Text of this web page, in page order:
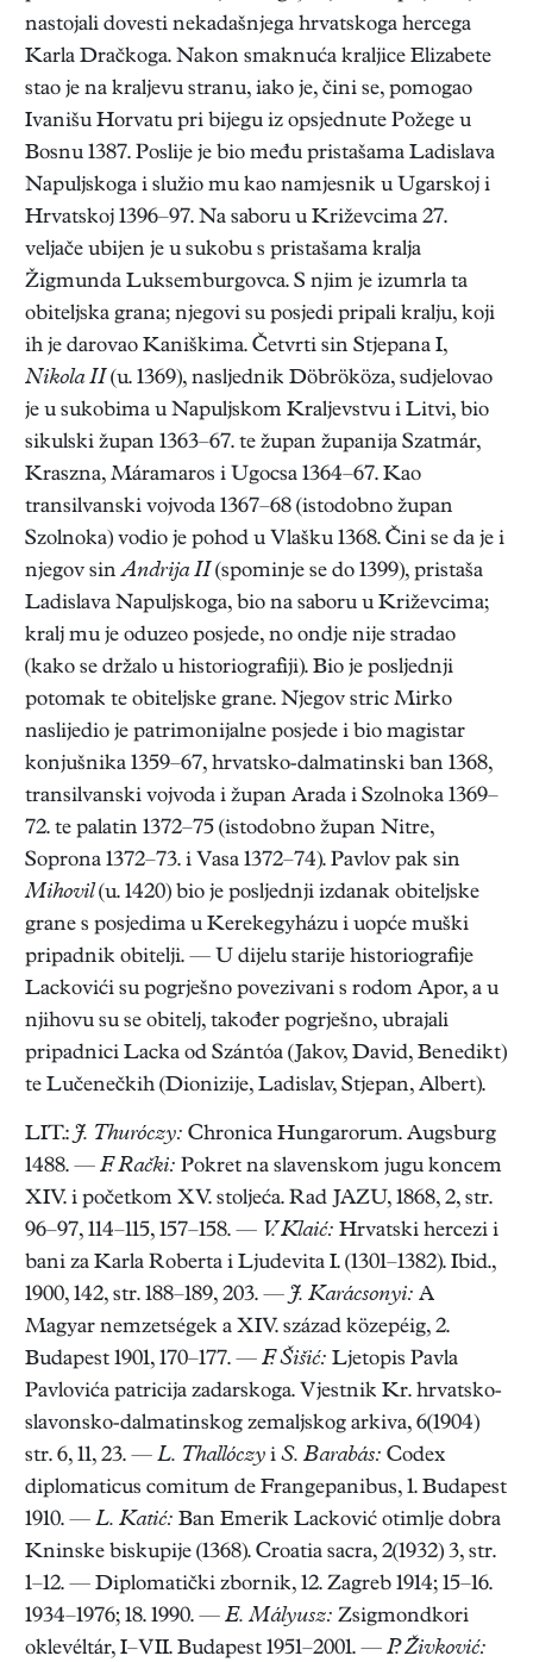
nastojali dovesti nekadašnjega hrvatskoga hercega
Karla Dračkoga. Nakon smaknuća kraljice Elizabete
stao je na kraljevu stranu, iako je, čini se, pomogao
Ivanišu Horvatu pri bijegu iz opsjednute Požege u
Bosnu 1387. Poslije je bio među pristašama Ladislava
Napuljskoga i služio mu kao namjesnik u Ugarskoj i
Hrvatskoj 1396–97. Na saboru u Križevcima 27.
veljače ubijen je u sukobu s pristašama kralja
Žigmunda Luksemburgovca. S njim je izumrla ta
obiteljska grana; njegovi su posjedi pripali kralju, koji
ih je darovao Kaniškima. Četvrti sin Stjepana I,
Nikola II (u. 1369), nasljednik Döbrököza, sudjelovao
je u sukobima u Napuljskom Kraljevstvu i Litvi, bio
sikulski župan 1363–67. te župan županija Szatmár,
Kraszna, Máramaros i Ugocsa 1364–67. Kao
transilvanski vojvoda 1367–68 (istodobno župan
Szolnoka) vodio je pohod u Vlašku 1368. Čini se da je i
njegov sinAndrija II (spominje se do 1399), pristaša
Ladislava Napuljskoga, bio na saboru u Križevcima;
kralj mu je oduzeo posjede, no ondje nije stradao
(kako se držalo u historiografiji). Bio je posljednji
potomak te obiteljske grane. Njegov stric Mirko
naslijedio je patrimonijalne posjede i bio magistar
konjušnika 1359–67, hrvatsko-dalmatinski ban 1368,
transilvanski vojvoda i župan Arada i Szolnoka 1369–
72. te palatin 1372–75 (istodobno župan Nitre,
Soprona 1372–73. i Vasa 1372–74). Pavlov pak sin
Mihovil(u. 1420) bio je posljednji izdanak obiteljske
grane s posjedima u Kerekegyházu i uopće muški
pripadnik obitelji. — U dijelu starije historiografije
Lackovići su pogrješno povezivani s rodom Apor, a u
njihovu su se obitelj, također pogrješno, ubrajali
pripadnici Lacka od Szántóa (Jakov, David, Benedikt)
te Lučenečkih (Dionizije, Ladislav, Stjepan, Albert).
LIT.: J. Thuróczy: Chronica Hungarorum. Augsburg
1488. — F. Rački: Pokret na slavenskom jugu koncem
XIV. i početkom XV. stoljeća. Rad JAZU, 1868, 2, str.
96–97, 114–115, 157–158. — V. Klaić: Hrvatski hercezi i
bani za Karla Roberta i Ljudevita I. (1301–1382). Ibid.,
1900, 142, str. 188–189, 203. — J. Karácsonyi: A
Magyar nemzetségek a XIV. század közepéig, 2.
Budapest 1901, 170–177. — F. Šišić: Ljetopis Pavla
Pavlovića patricija zadarskoga. Vjestnik Kr. hrvatsko-
slavonsko-dalmatinskog zemaljskog arkiva, 6(1904)
str. 6, 11, 23. — L. Thallóczy i S. Barabás: Codex
diplomaticus comitum de Frangepanibus, 1. Budapest
1910. — L. Katić: Ban Emerik Lacković otimlje dobra
Kninske biskupije (1368). Croatia sacra, 2(1932) 3, str.
1–12. — Diplomatički zbornik, 12. Zagreb 1914; 15–16.
1934–1976; 18. 1990. — E. Mályusz: Zsigmondkori
oklevéltár, I–VII. Budapest 1951–2001. — P. Živković: